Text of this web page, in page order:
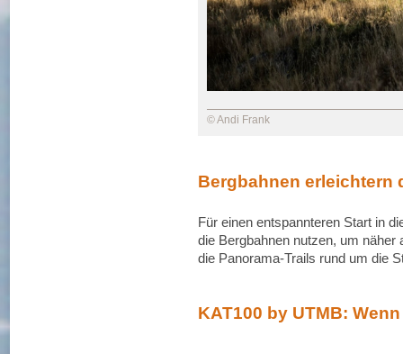
© Andi Frank
Bergbahnen erleichtern
Für einen entspannteren Start in
die Bergbahnen nutzen, um näher
die Panorama-Trails rund um die
KAT100 by UTMB: